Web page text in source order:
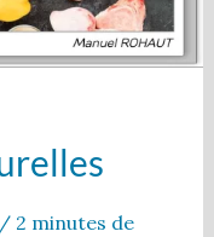
/ 2 minutes de